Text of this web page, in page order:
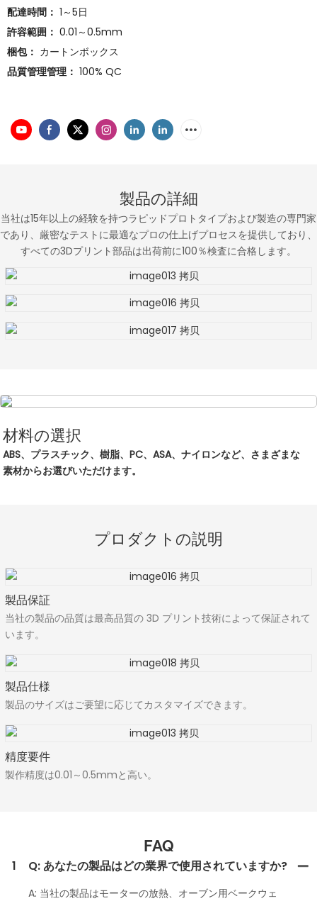
配達時間： 1～5日
許容範囲： 0.01～0.5mm
梱包： カートンボックス
品質管理管理： 100% QC
製品の詳細
当社は15年以上の経験を持つラピッドプロトタイプおよび製造の専門家
であり、厳密なテストに最適なプロの仕上げプロセスを提供しており、
すべての3Dプリント部品は出荷前に100％検査に合格します。
材料の選択
ABS、プラスチック、樹脂、PC、ASA、ナイロンなど、さまざまな
素材からお選びいただけます。
プロダクトの説明
製品保証
当社の製品の品質は最高品質の 3D プリント技術によって保証されて
います。
製品仕様
製品のサイズはご要望に応じてカスタマイズできます。
精度要件
製作精度は0.01～0.5mmと高い。
FAQ
1 Q: あなたの製品はどの業界で使用されていますか?
A: 当社の製品はモーターの放熱、オーブン用ベークウェ